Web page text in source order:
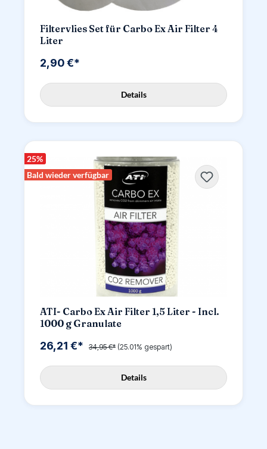
Filtervlies Set für Carbo Ex Air Filter 4
Liter
2,90 €*
Details
25%
Bald wieder verfügbar
ATI- Carbo Ex Air Filter 1,5 Liter - Incl.
1000 g Granulate
26,21 €* 34,95 €* (25.01% gespart)
Details